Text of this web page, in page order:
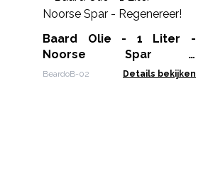
Baard Olie - 1 Liter -
Noorse Spar -
Regenereer!
BeardoB-02 Details bekijken